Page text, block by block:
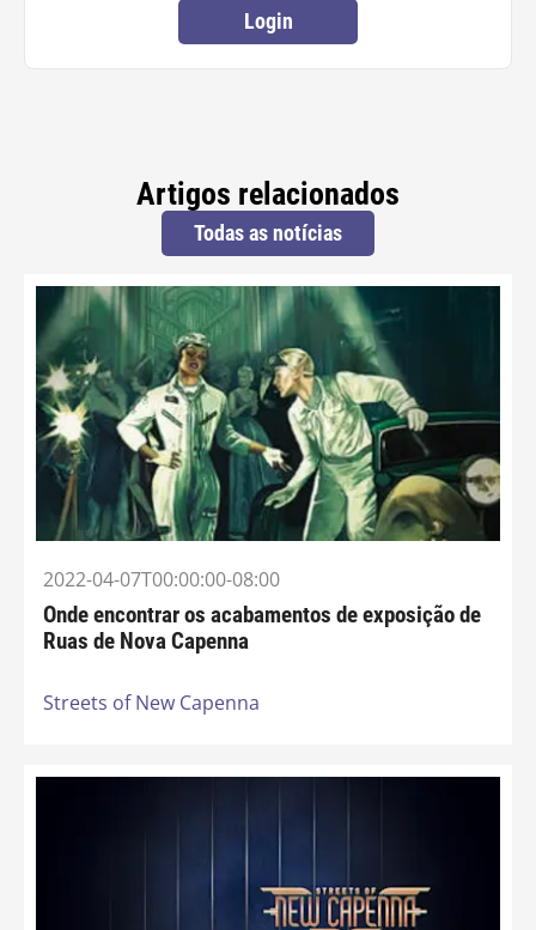
Login
Artigos relacionados
Todas as notícias
2022-04-07T00:00:00-08:00
Onde encontrar os acabamentos de exposição de
Ruas de Nova Capenna
Streets of New Capenna